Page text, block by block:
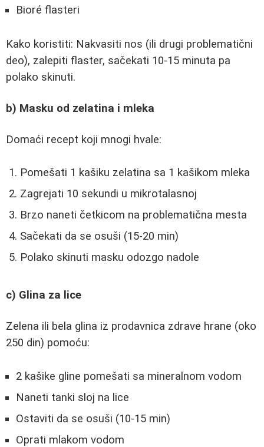
Bioré flasteri
Kako koristiti: Nakvasiti nos (ili drugi problematični
deo), zalepiti flaster, sačekati 10-15 minuta pa
polako skinuti.
b) Masku od zelatina i mleka
Domaći recept koji mnogi hvale:
Pomešati 1 kašiku zelatina sa 1 kašikom mleka
Zagrejati 10 sekundi u mikrotalasnoj
Brzo naneti četkicom na problematična mesta
Sačekati da se osuši (15-20 min)
Polako skinuti masku odozgo nadole
c) Glina za lice
Zelena ili bela glina iz prodavnica zdrave hrane (oko
250 din) pomoću:
2 kašike gline pomešati sa mineralnom vodom
Naneti tanki sloj na lice
Ostaviti da se osuši (10-15 min)
Oprati mlakom vodom